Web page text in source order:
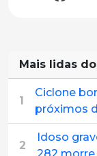
Mais lidas
1
Ciclone
próximos
2
Idoso
282